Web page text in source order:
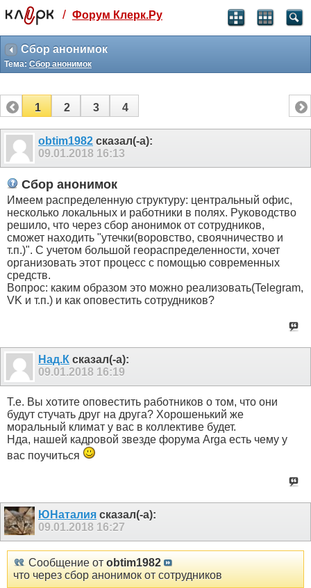
Святые угодники, Клерк без рекламы
прекрасен:)
месяц
3 месяца
259 ₽
-10%
полгода
499 ₽
-15%
Отмена Оплатить
/ Форум Клерк.Ру
Сбор анонимок
Тема: Сбор анонимок
1 2 3 4
obtim1982 сказал(-а):
09.01.2018 16:13
Сбор анонимок
Имеем распределенную структуру: центральный офис,
несколько локальных и работники в полях. Руководство
решило, что через сбор анонимок от сотрудников,
сможет находить "утечки(воровство, своячничество и
т.п.)". С учетом большой геораспределенности, хочет
организовать этот процесс с помощью современных
средств.
Вопрос: каким образом это можно реализовать(Telegram,
VK и т.п.) и как оповестить сотрудников?
Над.К сказал(-а):
09.01.2018 16:19
Т.е. Вы хотите оповестить работников о том, что они
будут стучать друг на друга? Хорошенький же
моральный климат у вас в коллективе будет.
Нда, нашей кадровой звезде форума Arga есть чему у
вас поучиться
ЮНаталия сказал(-а):
09.01.2018 16:27
Сообщение от obtim1982
что через сбор анонимок от сотрудников